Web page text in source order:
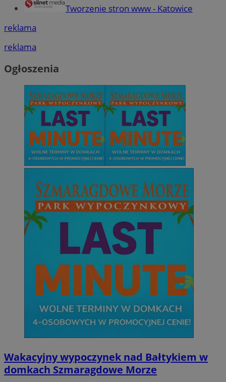
Tworzenie stron www - Katowice
reklama
reklama
Ogłoszenia
Wakacyjny wypoczynek nad Bałtykiem w
domkach Szmaragdowe Morze